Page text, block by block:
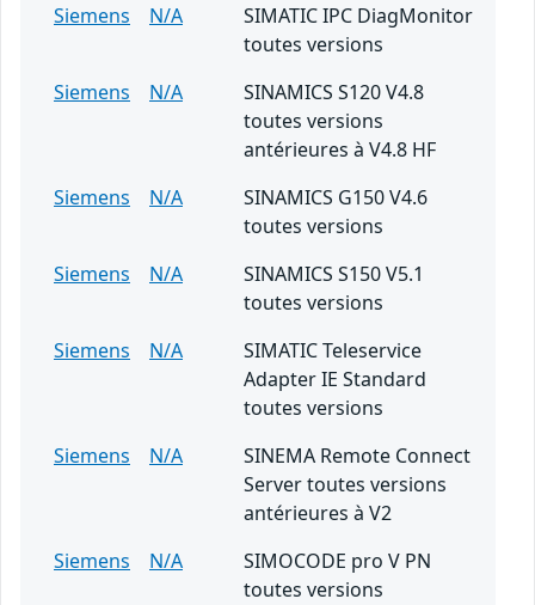
Siemens N/A
SIMATIC IPC DiagMonitor
toutes versions
Siemens
N/A
SINAMICS S120 V4.8
toutes versions
antérieures à V4.8 HF
Siemens
N/A
SINAMICS G150 V4.6
toutes versions
Siemens
N/A
SINAMICS S150 V5.1
toutes versions
Siemens
N/A
SIMATIC Teleservice
Adapter IE Standard
toutes versions
Siemens
N/A
SINEMA Remote Connect
Server toutes versions
antérieures à V2
Siemens
N/A
SIMOCODE pro V PN
toutes versions